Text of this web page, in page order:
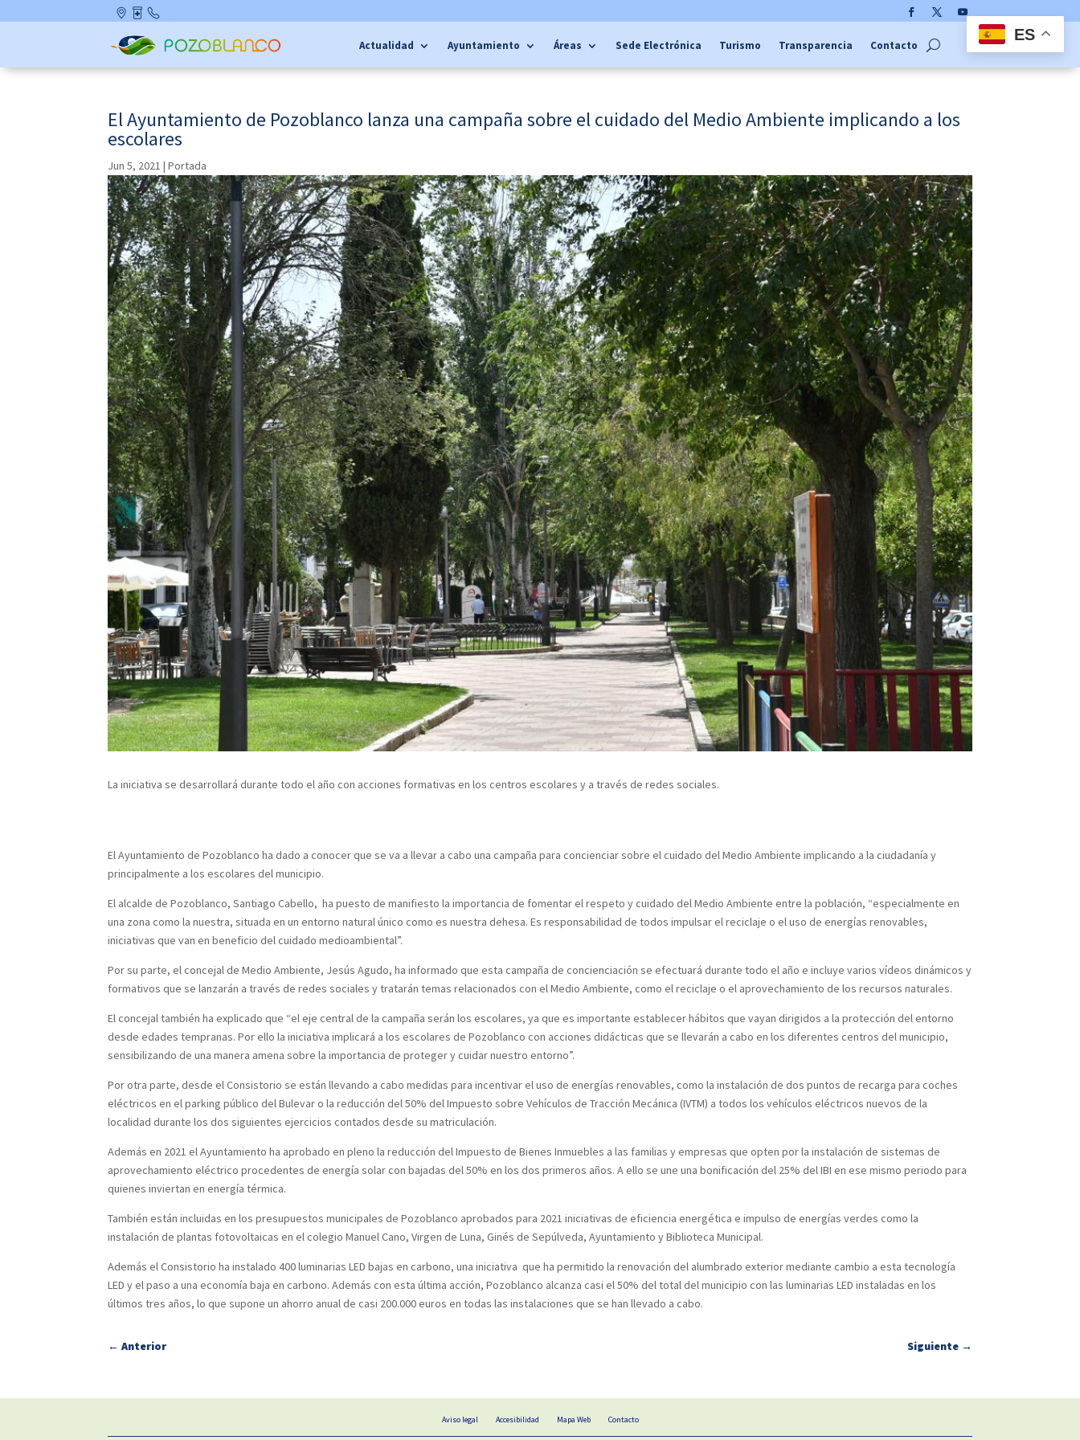
to
Ubicació
n
Farmaci
as de
Contact
o
YouTube
Actualidad
Ayuntamiento Áreas Sede Electrónica Turismo Transparencia Contacto
El Ayuntamiento de Pozoblanco lanza una campaña sobre el cuidado del Medio Ambiente implicando a los
escolares
Jun 5, 2021 |Portada
La iniciativa se desarrollará durante todo el año con acciones formativas en los centros escolares y a través de redes sociales.
El Ayuntamiento de Pozoblanco ha dado a conocer que se va a llevar a cabo una campaña para concienciar sobre el cuidado del Medio Ambiente implicando a la ciudadanía y
principalmente a los escolares del municipio.
El alcalde de Pozoblanco, Santiago Cabello, ha puesto de manifiesto la importancia de fomentar el respeto y cuidado del Medio Ambiente entre la población, “especialmente en
una zona como la nuestra, situada en un entorno natural único como es nuestra dehesa. Es responsabilidad de todos impulsar el reciclaje o el uso de energías renovables,
iniciativas que van en beneficio del cuidado medioambiental”.
Por su parte, el concejal de Medio Ambiente, Jesús Agudo, ha informado que esta campaña de concienciación se efectuará durante todo el año e incluye varios vídeos dinámicos y
formativos que se lanzarán a través de redes sociales y tratarán temas relacionados con el Medio Ambiente, como el reciclaje o el aprovechamiento de los recursos naturales.
El concejal también ha explicado que “el eje central de la campaña serán los escolares, ya que es importante establecer hábitos que vayan dirigidos a la protección del entorno
desde edades tempranas. Por ello la iniciativa implicará a los escolares de Pozoblanco con acciones didácticas que se llevarán a cabo en los diferentes centros del municipio,
sensibilizando de una manera amena sobre la importancia de proteger y cuidar nuestro entorno”.
Por otra parte, desde el Consistorio se están llevando a cabo medidas para incentivar el uso de energías renovables, como la instalación de dos puntos de recarga para coches
eléctricos en el parking público del Bulevar o la reducción del 50% del Impuesto sobre Vehículos de Tracción Mecánica (IVTM) a todos los vehículos eléctricos nuevos de la
localidad durante los dos siguientes ejercicios contados desde su matriculación.
Además en 2021 el Ayuntamiento ha aprobado en pleno la reducción del Impuesto de Bienes Inmuebles a las familias y empresas que opten por la instalación de sistemas de
aprovechamiento eléctrico procedentes de energía solar con bajadas del 50% en los dos primeros años. A ello se une una bonificación del 25% del IBI en ese mismo periodo para
quienes inviertan en energía térmica.
También están incluidas en los presupuestos municipales de Pozoblanco aprobados para 2021 iniciativas de eficiencia energética e impulso de energías verdes como la
instalación de plantas fotovoltaicas en el colegio Manuel Cano, Virgen de Luna, Ginés de Sepúlveda, Ayuntamiento y Biblioteca Municipal.
Además el Consistorio ha instalado 400 luminarias LED bajas en carbono, una iniciativa que ha permitido la renovación del alumbrado exterior mediante cambio a esta tecnología
LED y el paso a una economía baja en carbono. Además con esta última acción, Pozoblanco alcanza casi el 50% del total del municipio con las luminarias LED instaladas en los
últimos tres años, lo que supone un ahorro anual de casi 200.000 euros en todas las instalaciones que se han llevado a cabo.
←Anterior Siguiente→
Aviso legal Accesibilidad Mapa Web Contacto
ES